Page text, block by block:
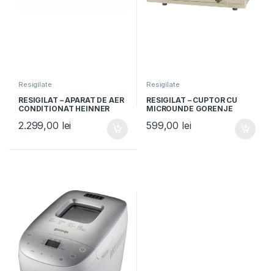
Resigilate
RESIGILAT – APARAT DE AER
CONDITIONAT HEINNER
Clasa A++, Timer, Alb
2.299,00 lei
Resigilate
RESIGILAT – CUPTOR CU
MICROUNDE GORENJE
Putere 700W, Grill,
599,00 lei